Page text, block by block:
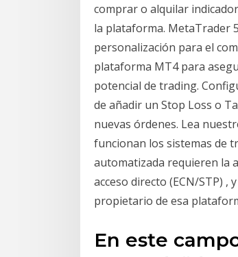
comprar o alquilar
la plataforma. MetaTrader
personalización para el
plataforma MT4 para
potencial de trading.
de añadir un Stop Loss o
nuevas órdenes. Lea
funcionan los sistemas de
automatizada requieren la
acceso directo (ECN/STP)
propietario de esa
En este